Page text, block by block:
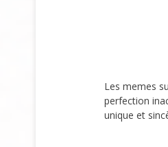
Les memes
perfection
unique et